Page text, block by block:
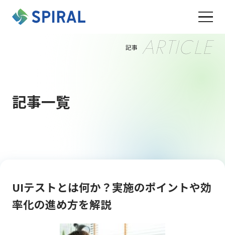
記事一覧
記事 ARTICLE
UIテストとは何か？実施のポイントや効
率化の進め方を解説